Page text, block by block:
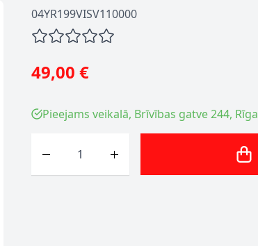
04YR199VISV110000
49,00 €
Pieejams veikalā, Brīvības gatve 244, Rīga